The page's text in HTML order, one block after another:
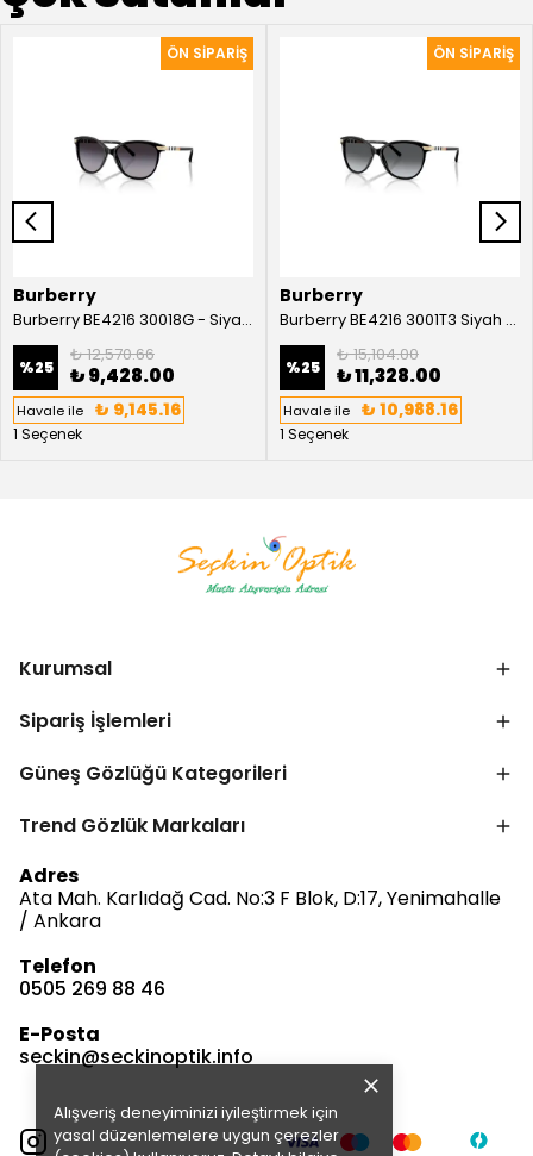
Alışveriş deneyiminizi iyileştirmek için
yasal düzenlemelere uygun çerezler
Burberry
Burberry BE4216 30018G - Siyah Kadın Güneş Gözlüğü
%25
₺ 12,570.66
₺ 9,428.00
Havale ile ₺ 9,145.16
1 Seçenek
Burberry
Burberry BE4216 3001T3 Siyah Kadın Güneş Gözlüğü
%25
₺ 15,104.00
₺ 11,328.00
Havale ile ₺ 10,988.16
1 Seçenek
Kurumsal
Sipariş İşlemleri
Güneş Gözlüğü Kategorileri
Trend Gözlük Markaları
Adres
Ata Mah. Karlıdağ Cad. No:3 F Blok, D:17, Yenimahalle
/ Ankara
Telefon
0505 269 88 46
E-Posta
seckin@seckinoptik.info
Bize Ulaşın
E-posta Gönder